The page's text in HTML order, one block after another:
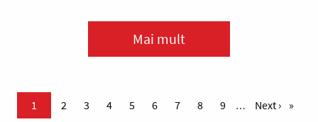
Mai mult
PaginarePagina curentă
1 Page
2 Page
3 Page
4 Page
5 Page
6 Page
7 Page
8 Page
9 … Pagina
Next ›